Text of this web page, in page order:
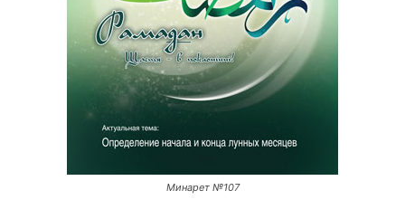
Минарет №107